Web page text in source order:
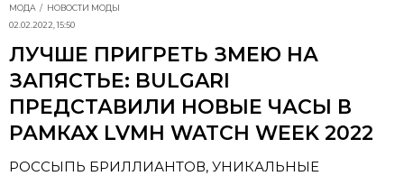
МОДА
НОВОСТИ МОДЫ
02.02.2022, 15:50
ЛУЧШЕ ПРИГРЕТЬ ЗМЕЮ НА
ЗАПЯСТЬЕ: BULGARI
ПРЕДСТАВИЛИ НОВЫЕ ЧАСЫ В
РАМКАХ LVMH WATCH WEEK 2022
РОССЫПЬ БРИЛЛИАНТОВ, УНИКАЛЬНЫЕ